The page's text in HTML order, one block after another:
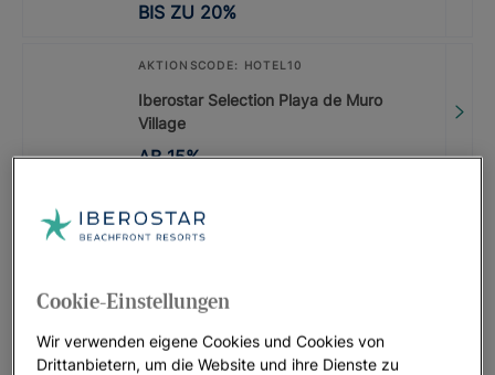
BIS ZU 20%
AKTIONSCODE: HOTEL10
Iberostar Selection Playa de Muro
Village
AB 15%
AKTIONSCODE: LASTMINUTE
Iberostar Selection Marbella Coral
BIS ZU 20%
AKTIONSCODE: LASTMINUTE
Cookie-Einstellungen
Wir verwenden eigene Cookies und Cookies von
Drittanbietern, um die Website und ihre Dienste zu